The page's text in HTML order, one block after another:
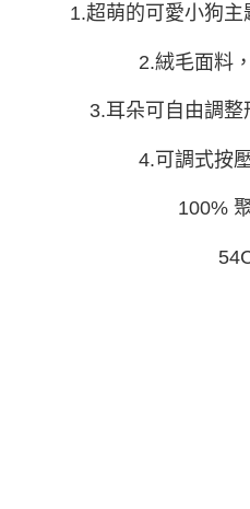
2.基於同意付款使用「大哥付你分期
由本公司與您本人進行分期帳單所需
3.完整用戶服務條款，請詳閱以下連結
1.超萌的可愛小狗主
2.絨毛面料
3.耳朵可自由調整
4.可調式按
100%